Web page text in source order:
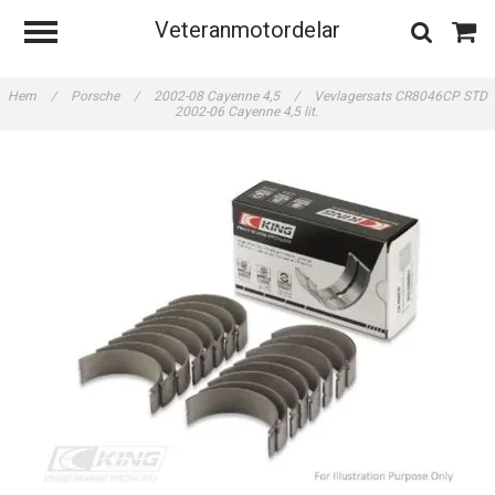
Veteranmotordelar
Hem / Porsche / 2002-08 Cayenne 4,5 /
Vevlagersats CR8046CP STD
2002-06 Cayenne 4,5 lit.